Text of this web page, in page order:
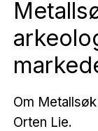
Om
Orten Lie.